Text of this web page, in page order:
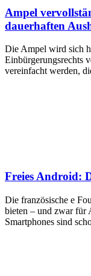
Ampel
dauerhaften
Die Ampel wird sich
Einbürgerungsrechts
vereinfacht werden,
Freies Android:
Die französische e
bieten – und zwar für
Smartphones sind